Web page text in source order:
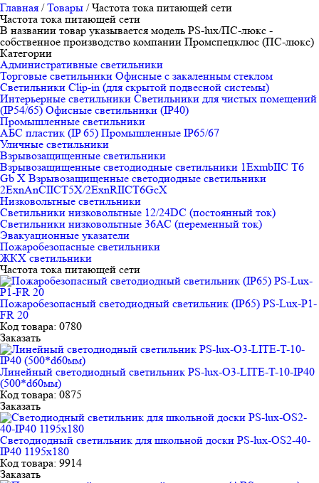
Главная /Товары /Частота тока питающей сети
Частота тока питающей сети
В названии товар указывается модель PS-lux/ПС-люкс -
собственное производство компании Промспецклюс (ПС-люкс)
Категории
Административные светильники
Торговые светильники Офисные с закаленным стеклом
Светильники Clip-in (для скрытой подвесной системы)
Интерьерные светильники Светильники для чистых помещений
(IP54/65) Офисные светильники (IP40)
Промышленные светильники
АБС пластик (IP 65) Промышленные IP65/67
Уличные светильники
Взрывозащищенные светильники
Взрывозащищенные светодиодные светильники 1ExmbIIC T6
Gb X Взрывозащищенные светодиодные светильники
2ЕхnAnCIICT5X/2ExnRIICT6GcX
Низковольтные светильники
Светильники низковольтные 12/24DC (постоянный ток)
Светильники низковольтные 36АС (переменный ток)
Эвакуационные указатели
Пожаробезопасные светильники
ЖКХ светильники
Частота тока питающей сети
Пожаробезопасный светодиодный светильник (IP65) PS-Lux-P1-
FR 20
Код товара: 0780
Заказать
Линейный светодиодный светильник PS-lux-O3-LITE-T-10-IP40
(500*d60мм)
Код товара: 0875
Заказать
Светодиодный светильник для школьной доски PS-lux-OS2-40-
IP40 1195х180
Код товара: 9914
Заказать